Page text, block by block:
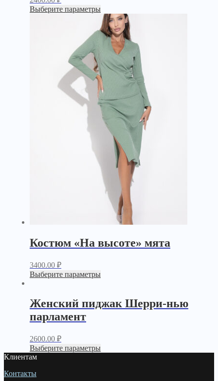
Выберите параметры
Костюм «На высоте» мята
3400.00 ₽
Выберите параметры
Женский пиджак Шерри-нью
парламент
2600.00 ₽
Выберите параметры
Клиентам
Контакты